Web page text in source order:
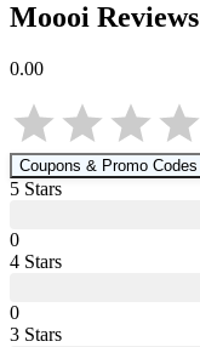
Moooi Reviews
0.00
Coupons & Promo Codes
5 Stars
0
4 Stars
0
3 Stars